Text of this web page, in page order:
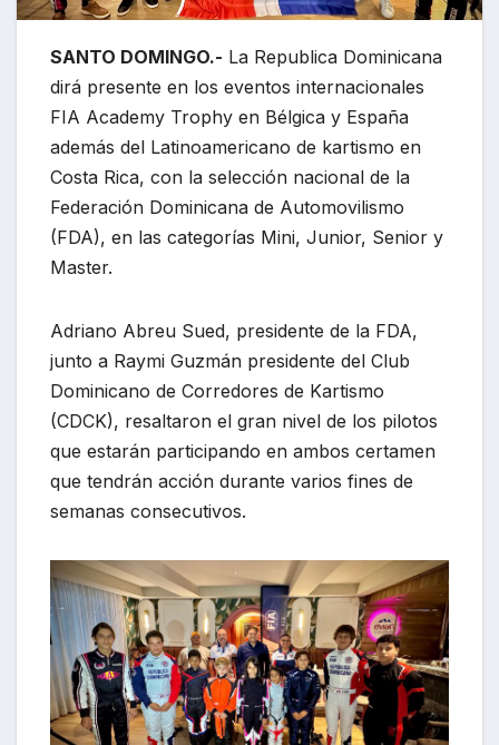
SANTO DOMINGO.- La Republica Dominicana
dirá presente en los eventos internacionales
FIA Academy Trophy en Bélgica y España
además del Latinoamericano de kartismo en
Costa Rica, con la selección nacional de la
Federación Dominicana de Automovilismo
(FDA), en las categorías Mini, Junior, Senior y
Master.
Adriano Abreu Sued, presidente de la FDA,
junto a Raymi Guzmán presidente del Club
Dominicano de Corredores de Kartismo
(CDCK), resaltaron el gran nivel de los pilotos
que estarán participando en ambos certamen
que tendrán acción durante varios fines de
semanas consecutivos.